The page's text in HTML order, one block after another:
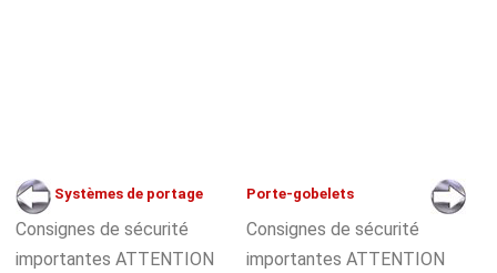
Systèmes de portage
Consignes de sécurité
importantes ATTENTION
Porte-gobelets
Consignes de sécurité
importantes ATTENTION